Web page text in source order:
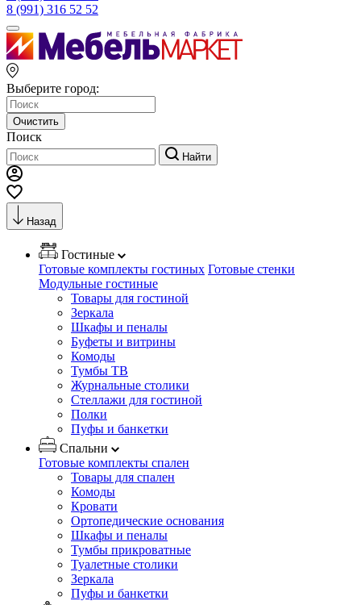
8 (991) 316 52 52
Выберите город:
Очистить
Поиск
Найти
Назад
Гостиные
Готовые комплекты гостиных Готовые стенки
Модульные гостиные
Товары для гостиной
Зеркала
Шкафы и пеналы
Буфеты и витрины
Комоды
Тумбы ТВ
Журнальные столики
Стеллажи для гостиной
Полки
Пуфы и банкетки
Спальни
Готовые комплекты спален
Товары для спален
Комоды
Кровати
Ортопедические основания
Шкафы и пеналы
Тумбы прикроватные
Туалетные столики
Зеркала
Пуфы и банкетки